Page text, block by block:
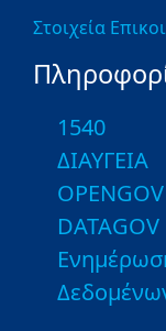
Στοιχεία
1540
ΔΙΑΥΓΕΙΑ
OPENGOV
DATAGOV